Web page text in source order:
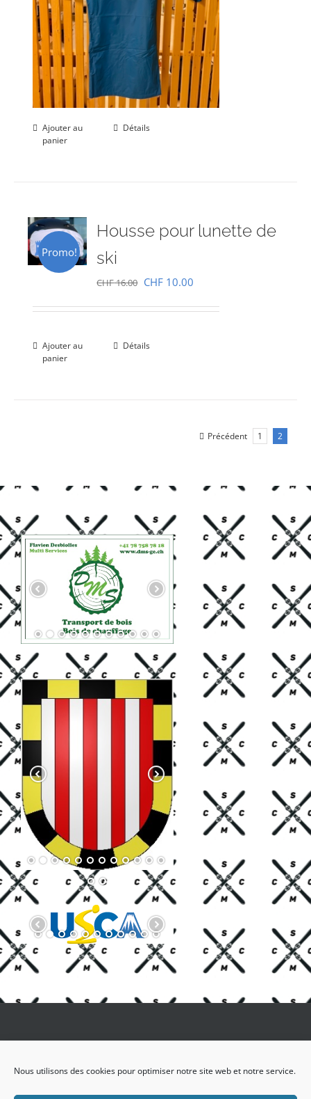
Nous utilisons des cookies pour optimiser notre site web et notre service.
Ajouter au
panier
Détails
Promo!
Housse pour lunette de
ski
CHF16.00 Le
était :
CHF 10.00
Ajouter au
panier
Détails
Précédent 1 2